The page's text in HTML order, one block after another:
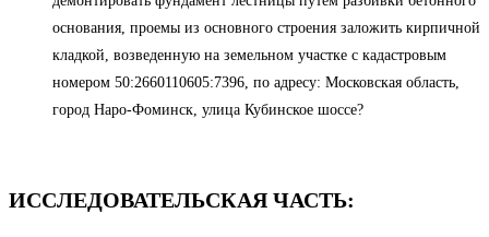
основания, проемы из основного строения заложить кирпичной
кладкой, возведенную на земельном участке с кадастровым
номером 50:2660110605:7396, по адресу: Московская область,
город Наро-Фоминск, улица Кубинское шоссе?
ИССЛЕДОВАТЕЛЬСКАЯ ЧАСТЬ: